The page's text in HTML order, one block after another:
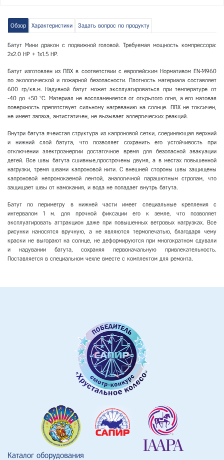
Обзор Характеристики Задать вопрос по продукту
Батут Мини дракон с подвижной головой. Требуемая мощность компрессора:
2x2.0 HP + 1x1.5 HP.
Батут изготовлен из ПВХ в соответствии с европейским Нормативом ЕN-14960
по экологической и пожарной безопасности. Плотность материала составляет
600 гр/кв.м. Надувной батут может эксплуатироваться при температуре от
-40 до +50 °С. Материал не воспламеняется от открытого огня, а его матовая
поверхность препятствует сильному нагреванию на солнце. ПВХ не токсичен,
не имеет запаха, антистатичен, не вызывает аллергических реакций.
Внутри батута ячеистая структура из капроновой сетки, соединяющая верхний
и нижний слой батута, что позволяет сохранить его устойчивость при
отключении электроэнергии достаточное время для безопасной эвакуации
детей. Все швы батута сшивные,прострочены двумя, а в местах повышенной
нагрузки, тремя швами капроновой нити. С внешней стороны швы защищены
капроновой непромокаемой лентой, аналогичной парашютным стропам, что
защищает швы от намокания, и вода не попадает внутрь батута.
Батут по периметру в нижней части имеет специальные крепления с
интервалом 1 м. для прочной фиксации его к земле, что позволяет
эксплуатировать аттракцион даже при повышенных ветровых нагрузках. Все
рисунки наносятся вручную, а не являются термопечатью, благодаря чему
краски не выгорают на солнце, не деформируются при многократном сдували
и надувании батута, сохраняя первоначальную привлекательность.
Поставляется в специальном чехле вместе с комплектом для ремонта.
Каталог оборудования